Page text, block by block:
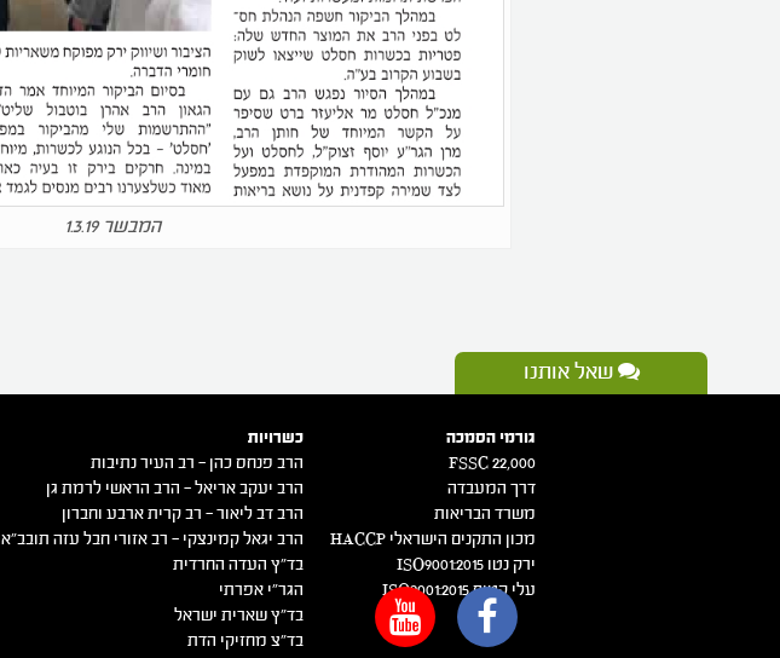
המבשר 1.3.19
שאל אותנו
גורמי הסמכה
FSSC 22,000
דרך המעבדה
משרד הבריאות
מכון התקנים הישראלי HACCP
ירק נטו 2015:ISO9001
עלי קטיף 2015:ISO9001
כשרויות
הרב פנחס כהן – רב העיר נתיבות
הרב יעקב אריאל – הרב הראשי לרמת גן
הרב דב ליאור – רב קרית ארבע וחברון
הרב יגאל קמינצקי – רב אזורי חבל עזה תובב"א
בד"ץ העדה החרדית
הגר"י אפרתי
בד"ץ שארית ישראל
בד"צ מחזיקי הדת